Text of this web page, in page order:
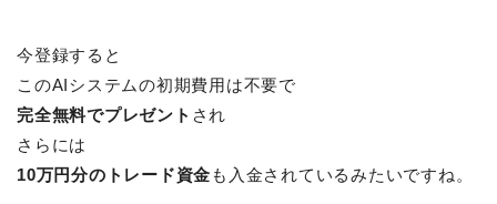
今登録すると
このAIシステムの初期費用は不要で
完全無料でプレゼント され
さらには
10万円分のトレード資金 も入金されているみたいですね。